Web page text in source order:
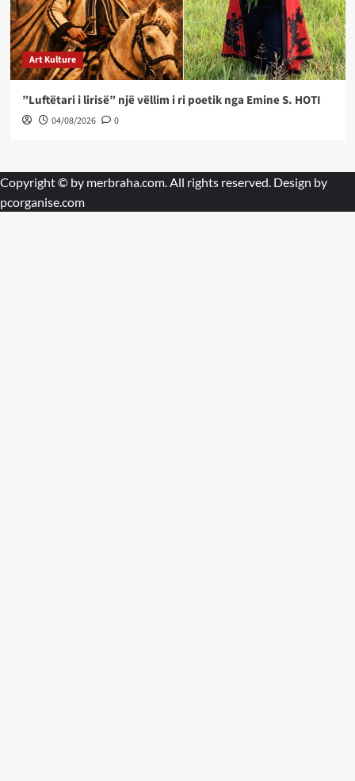
Art Kulture
”Luftëtari i lirisë” një vëllim i ri poetik nga Emine S. HOTI
04/08/2026 0
Copyright © by merbraha.com . All rights reserved. Design by
pcorganise.com